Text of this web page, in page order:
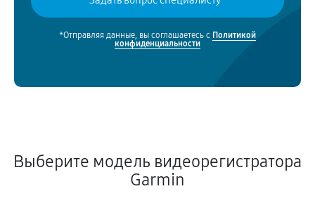
*Отправляя данные, вы соглашаетесь с Политикой
конфиденциальности
Выберите модель видеорегистратора
Garmin